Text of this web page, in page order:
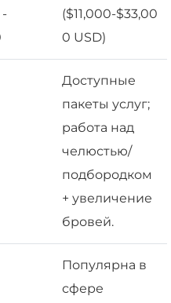
-
($11,000-$33,00
0 USD)
Доступные
пакеты услуг;
работа над
челюстью/
подбородком
+ увеличение
бровей.
Популярна в
сфере